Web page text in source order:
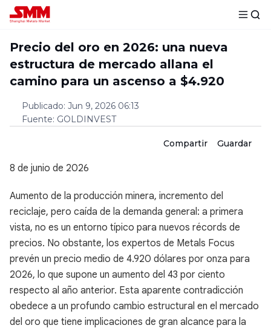
Precio del oro en 2026: una nueva
estructura de mercado allana el
camino para un ascenso a $4.920
Publicado: Jun 9, 2026 06:13
Fuente: GOLDINVEST
Compartir Guardar
8 de junio de 2026
Aumento de la producción minera, incremento del
reciclaje, pero caída de la demanda general: a primera
vista, no es un entorno típico para nuevos récords de
precios. No obstante, los expertos de Metals Focus
prevén un precio medio de 4.920 dólares por onza para
2026, lo que supone un aumento del 43 por ciento
respecto al año anterior. Esta aparente contradicción
obedece a un profundo cambio estructural en el mercado
del oro que tiene implicaciones de gran alcance para la